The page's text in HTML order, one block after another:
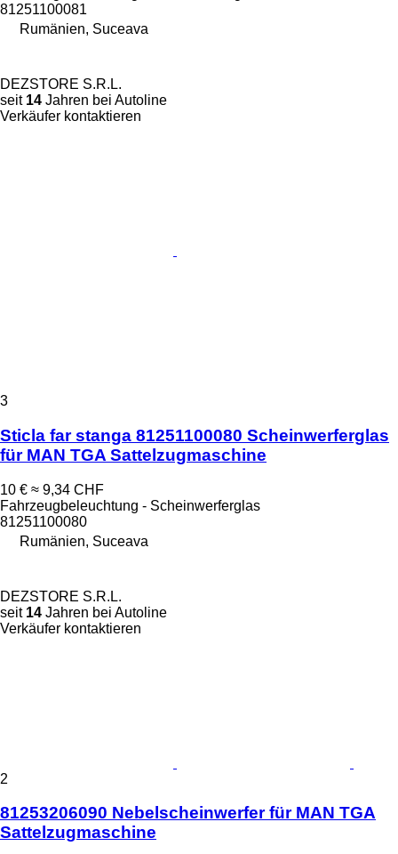
81251100081
Rumänien, Suceava
DEZSTORE S.R.L.
seit 14 Jahren bei Autoline
Verkäufer kontaktieren
3
Sticla far stanga 81251100080 Scheinwerferglas
für MAN TGA Sattelzugmaschine
10 € ≈ 9,34 CHF
Fahrzeugbeleuchtung - Scheinwerferglas
81251100080
Rumänien, Suceava
DEZSTORE S.R.L.
seit 14 Jahren bei Autoline
Verkäufer kontaktieren
2
81253206090 Nebelscheinwerfer für MAN TGA
Sattelzugmaschine